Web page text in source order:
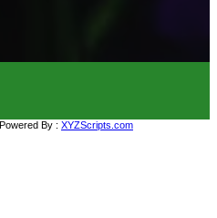
Powered By : XYZScripts.com